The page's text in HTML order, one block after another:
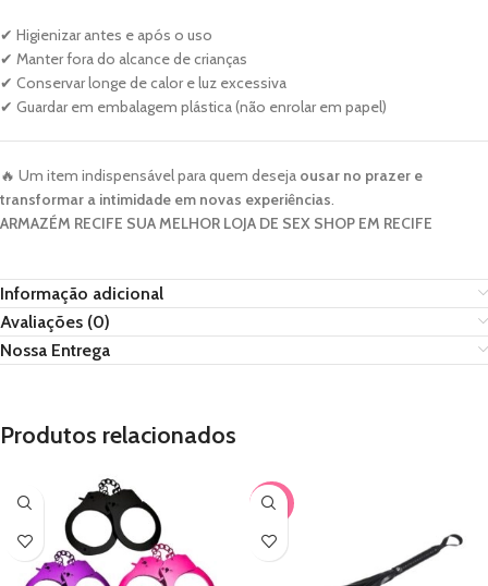
✔ Higienizar antes e após o uso
✔ Manter fora do alcance de crianças
✔ Conservar longe de calor e luz excessiva
✔ Guardar em embalagem plástica (não enrolar em papel)
🔥 Um item indispensável para quem deseja ousar no prazer e
transformar a intimidade em novas experiências
ARMAZÉM RECIFE SUA MELHOR LOJA DE SEX SHOP EM RECIFE
Informação adicional
Avaliações (0)
Nossa Entrega
Produtos relacionados
-30%